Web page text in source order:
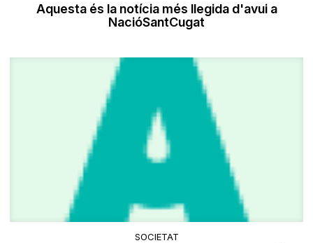
Aquesta és la notícia més llegida d'avui a
NacióSantCugat
SOCIETAT